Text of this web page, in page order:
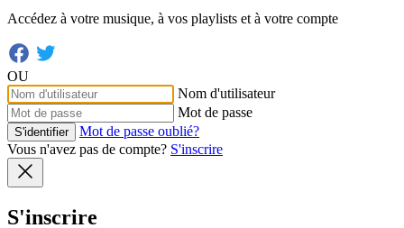
Accédez à votre musique, à vos playlists et à votre compte
OU
Nom d'utilisateur
Mot de passe
S'identifier
Mot de passe oublié?
Vous n'avez pas de compte? S'inscrire
S'inscrire